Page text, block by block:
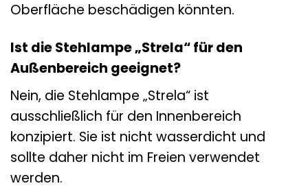
Oberfläche beschädigen könnten.
Ist die Stehlampe „Strela“ für den
Außenbereich geeignet?
Nein, die Stehlampe „Strela“ ist
ausschließlich für den Innenbereich
konzipiert. Sie ist nicht wasserdicht und
sollte daher nicht im Freien verwendet
werden.